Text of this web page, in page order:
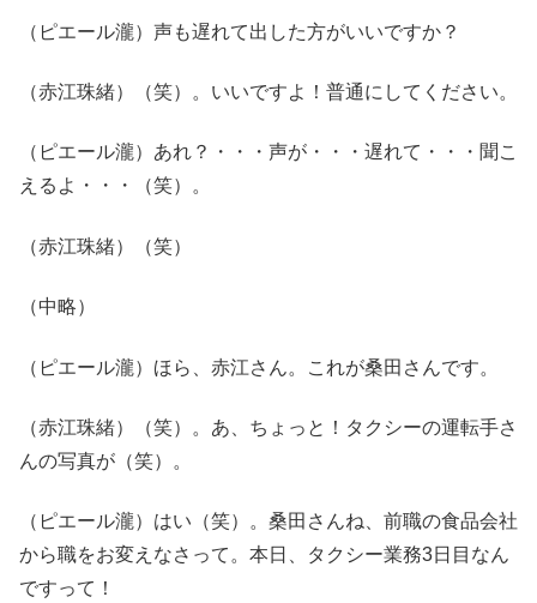
（ピエール瀧）声も遅れて出した方がいいですか？
（赤江珠緒）（笑）。いいですよ！普通にしてください。
（ピエール瀧）あれ？・・・声が・・・遅れて・・・聞こ
えるよ・・・（笑）。
（赤江珠緒）（笑）
（中略）
（ピエール瀧）ほら、赤江さん。これが桑田さんです。
（赤江珠緒）（笑）。あ、ちょっと！タクシーの運転手さ
んの写真が（笑）。
（ピエール瀧）はい（笑）。桑田さんね、前職の食品会社
から職をお変えなさって。本日、タクシー業務3日目なん
ですって！